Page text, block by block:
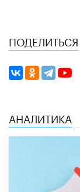
ПОДЕЛИТЬСЯ
АНАЛИТИКА